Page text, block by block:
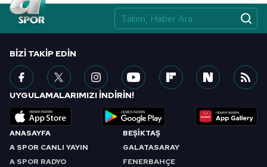
ANASAYFA
A SPOR CANLI YAYIN
A SPOR RADYO
BEŞİKTAŞ
GALATASARAY
FENERBAHÇE
BIZI TAKIP EDIN
UYGULAMALARIMIZI İNDİRİN!